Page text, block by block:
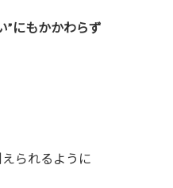
”にもかかわらず
られるように